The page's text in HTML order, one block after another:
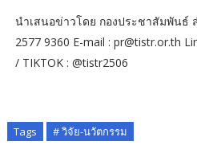
นำเสนอข่าวโดย กองประชาสัมพันธ์
2577 9360 E-mail : pr@tistr.or.th
/ TIKTOK : @tistr2506
Tags # วิจัย-นวัตกรรม